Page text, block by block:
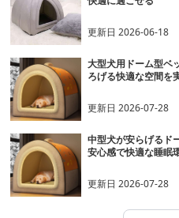
更新日2026-06-18
大型犬用ドーム型ベ
ろげる快適な空間を
更新日2026-07-28
中型犬が安らげるド
安心感で快適な睡眠
更新日2026-07-28